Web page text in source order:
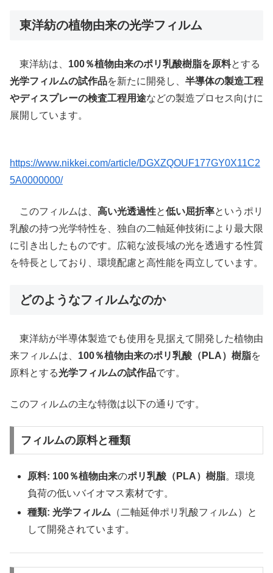
東洋紡の植物由来の光学フィルム
東洋紡は、 100％植物由来のポリ乳酸樹脂を原料とする
光学フィルムの試作品を新たに開発し、 半導体の製造工程
やディスプレーの検査工程用途などの製造プロセス向けに
展開しています。
https://www.nikkei.com/article/DGXZQOUF177GY0X11C2
5A0000000/
このフィルムは、 高い光透過性と低い屈折率というポリ
乳酸の持つ光学特性を、独自の二軸延伸技術により最大限
に引き出したものです。広範な波長域の光を透過する性質
を特長としており、環境配慮と高性能を両立しています。
どのようなフィルムなのか
東洋紡が半導体製造でも使用を見据えて開発した植物由
来フィルムは、 100％植物由来のポリ乳酸（PLA）樹脂を
原料とする光学フィルムの試作品です。
このフィルムの主な特徴は以下の通りです。
フィルムの原料と種類
原料: 100％植物由来のポリ乳酸（PLA）樹脂。環境
負荷の低いバイオマス素材です。
種類: 光学フィルム （二軸延伸ポリ乳酸フィルム）と
して開発されています。